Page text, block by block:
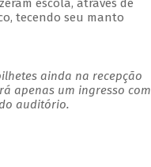
escola, através de
tecendo seu manto
ainda na recepção
apenas um ingresso com
auditório.